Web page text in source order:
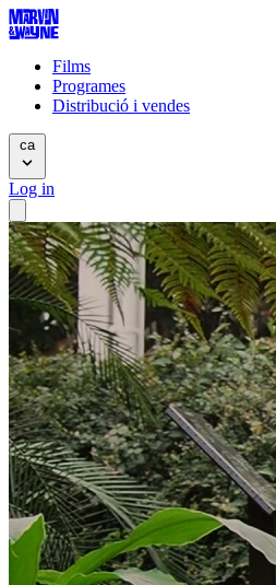
Films
Programes
Distribució i vendes
ca
Log in